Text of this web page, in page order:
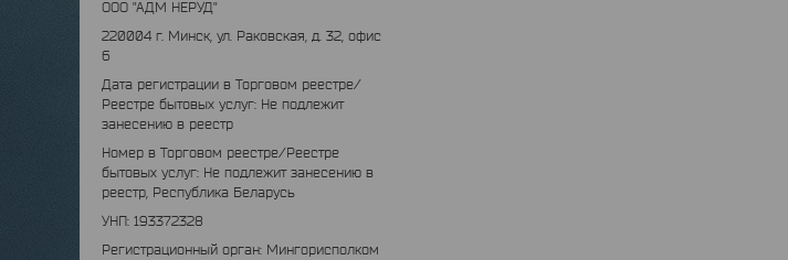
ООО "АДМ НЕРУД"
220004 г. Минск, ул. Раковская, д. 32, офис
6
Дата регистрации в Торговом реестре/
Реестре бытовых услуг: Не подлежит
занесению в реестр
Номер в Торговом реестре/Реестре
бытовых услуг: Не подлежит занесению в
реестр, Республика Беларусь
УНП: 193372328
Регистрационный орган: Мингорисполком